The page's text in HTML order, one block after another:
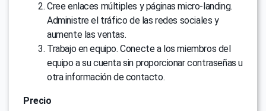
Cree enlaces múltiples y páginas micro-landing.
Administre el tráfico de las redes sociales y
aumente las ventas.
Trabajo en equipo. Conecte a los miembros del
equipo a su cuenta sin proporcionar contraseñas u
otra información de contacto.
Precio